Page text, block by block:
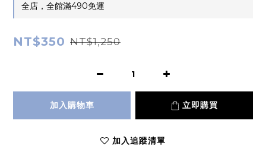
全店，全館滿490免運
NT$350 NT$1,250
加入購物車 立即購買
加入追蹤清單